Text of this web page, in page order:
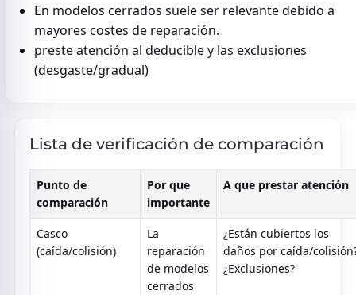
En modelos cerrados suele ser relevante debido a
mayores costes de reparación.
preste atención al deducible y las exclusiones
(desgaste/gradual)
Lista de verificación de comparación
Punto de
comparación
Por que
importante
A que prestar atención
Casco
(caída/colisión)
La
reparación
de modelos
cerrados
¿Están cubiertos los
daños por caída/
¿Exclusiones?